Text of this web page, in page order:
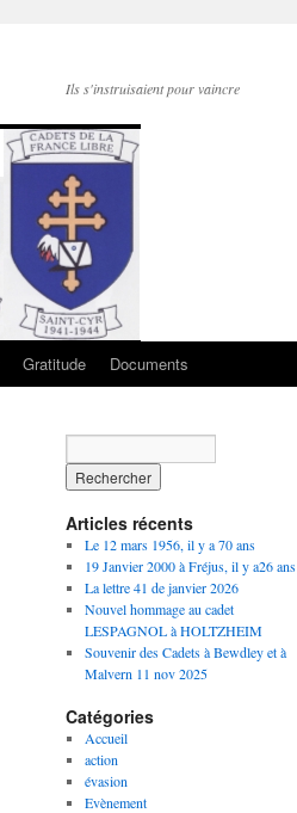
Ils s'instruisaient pour vaincre
Gratitude Documents
Articles récents
Le 12 mars 1956, il y a 70 ans
19 Janvier 2000 à Fréjus, il y a26 ans
La lettre 41 de janvier 2026
Nouvel hommage au cadet
LESPAGNOL à HOLTZHEIM
Souvenir des Cadets à Bewdley et à
Malvern 11 nov 2025
Catégories
Accueil
action
évasion
Evènement